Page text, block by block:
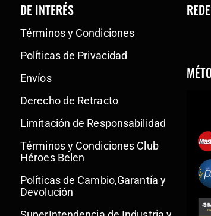
DE INTERÉS
Términos y Condiciones
Políticas de Privacidad
Envíos
Derecho de Retracto
Limitación de Responsabilidad
Términos y Condiciones Club
Héroes Belen
Políticas de Cambio,Garantía y
Devolución